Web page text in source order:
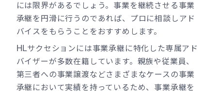
には限界があるでしょう。事業を継続させる事業
承継を円滑に行うのであれば、プロに相談しアド
バイスをもらうことをおすすめします。
HLサクセションには事業承継に特化した専属アド
バイザーが多数在籍しています。親族や従業員、
第三者への事業譲渡などさまざまなケースの事業
承継において実績を持っているため、事業承継を